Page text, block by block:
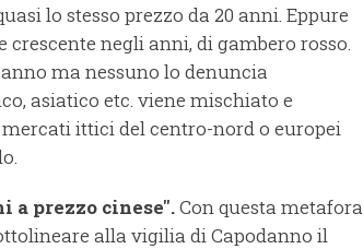
lo stesso prezzo da 20 anni. Eppure
negli anni, di gambero rosso.
ma nessuno lo denuncia
asiatico etc. viene mischiato e
ittici del centro-nord o europei
a prezzo cinese".Con questa metafora
alla vigilia di Capodanno il